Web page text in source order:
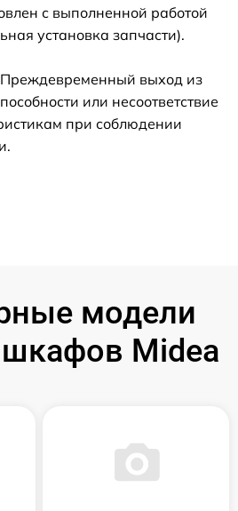
с выполненной работой
установка запчасти).
выход из
или несоответствие
при соблюдении
модели
Midea